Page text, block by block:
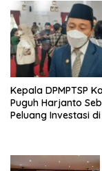
Kepala DPMPTSP
Puguh Harjanto
Peluang Investasi